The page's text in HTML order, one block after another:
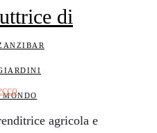
di
agricola e